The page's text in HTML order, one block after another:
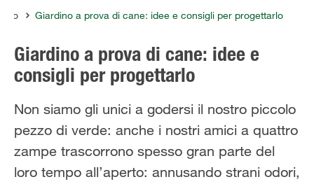
Info
Chi siamo
Solo il meglio!
Giardino a prova di cane: idee e consigli per progettarlo
Giardino a prova di cane: idee e
consigli per progettarlo
Non siamo gli unici a godersi il nostro piccolo
pezzo di verde: anche i nostri amici a quattro
zampe trascorrono spesso gran parte del
loro tempo all’aperto: annusando strani odori,